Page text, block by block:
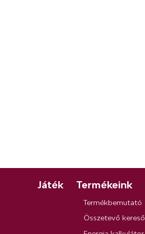
Játék Termékeink
Termékbemutató
Összetevő kereső